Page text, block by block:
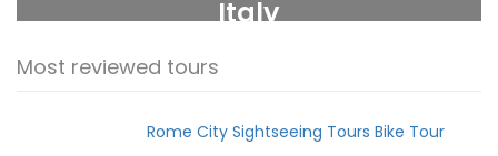
Italy
Most reviewed tours
Rome City Sightseeing Tours Bike Tour